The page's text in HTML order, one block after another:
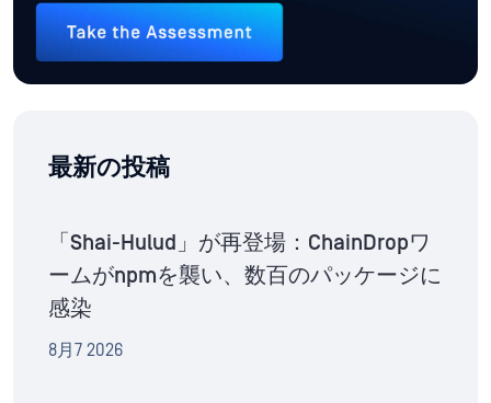
最新の投稿
「Shai-Hulud」が再登場：ChainDropワ
ームがnpmを襲い、数百のパッケージに
感染
8月7 2026